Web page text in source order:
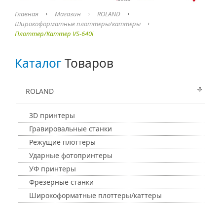
Главная Магазин
ROLAND
Широкоформатные плоттеры/каттеры
Плоттер/Каттер VS-640i
КаталогТоваров
ROLAND
3D принтеры
Гравировальные станки
Режущие плоттеры
Ударные фотопринтеры
УФ принтеры
Фрезерные станки
Широкоформатные плоттеры/каттеры